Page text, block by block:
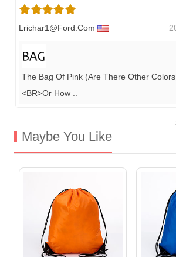
Lrichar1@ford.com
The Bag Of Pink (are There Other
<BR>Or How
Maybe You Like